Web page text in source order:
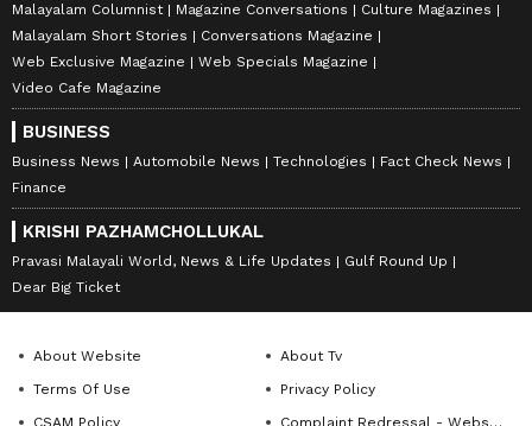
Malayalam Columnist
Magazine Conversations
Culture Magazines
Malayalam Short Stories
Conversations Magazine
Web Exclusive Magazine
Web Specials Magazine
Video Cafe Magazine
BUSINESS
Business News Automobile News Technologies
Fact Check News
Finance
KRISHI PAZHAMCHOLLUKAL
Pravasi Malayali World, News & Life Updates
Gulf Round Up
Dear Big Ticket
About Website
About Tv
Terms Of Use
Privacy Policy
CSAM Policy
Complaint Redressal - Website